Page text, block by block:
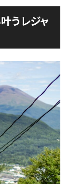
うレジャ